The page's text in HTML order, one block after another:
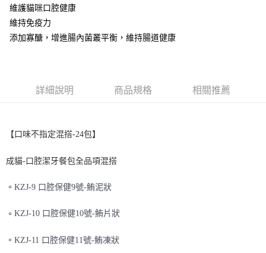
台新國際商業銀行
台灣樂天信用卡公司
元大商業銀行
玉山商業銀行
台灣樂天信用卡公司
悠遊付
１．簡單：不需註冊會員、不需綁卡、不需儲值。
【「AFTEE先享後付」結帳流程】
結帳頁面，進行簡訊認證並確認金額後，即可完成結帳。
２．訂單成立數日內，您將收到繳費通知簡訊。
ATM／網路銀行／等多元方式進行付款，方視為交易完成。
購買商品的店家。未經商家同意取消之訂單仍視為有效，需透過AFTEE先享
後付繳納相關費用。
是否繳費成功／繳費後需取消欲退款等相關疑問，請聯繫「AFTEE先享後付
運送方式
每筆NT$65
7-11取貨付款
宅配運費
每筆NT$120，滿NT$688(含以上)免運費
維護貓咪口腔健康
維持免疫力
添加寡醣，增進腸內菌叢平衡，維持腸道健康
詳細說明 商品規格 相關推薦
【口味不指定混搭-24包】
成貓-口腔潔牙餐包全品項混搭
。 KZJ-9 口腔保健9號-鮪泥狀
。 KZJ-10 口腔保健10號-鮪片狀
。 KZJ-11 口腔保健11號-鮪凍狀